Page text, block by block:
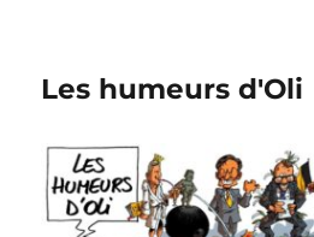
Les humeurs d'Oli